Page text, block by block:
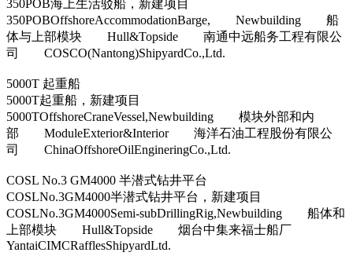
350POB海上生活驳船，新建项目
350POBOffshoreAccommodationBarge, Newbuilding 船
体与上部模块 Hull&Topside 南通中远船务工程有限公
司 COSCO(Nantong)ShipyardCo.,Ltd.
5000T 起重船
5000T起重船，新建项目
5000TOffshoreCraneVessel,Newbuilding 模块外部和内
部 ModuleExterior&Interior 海洋石油工程股份有限公
司 ChinaOffshoreOilEngineringCo.,Ltd.
COSL No.3 GM4000 半潜式钻井平台
COSLNo.3GM4000半潜式钻井平台，新建项目
COSLNo.3GM4000Semi-subDrillingRig,Newbuilding 船体和
上部模块 Hull&Topside 烟台中集来福士船厂
YantaiCIMCRafflesShipyardLtd.